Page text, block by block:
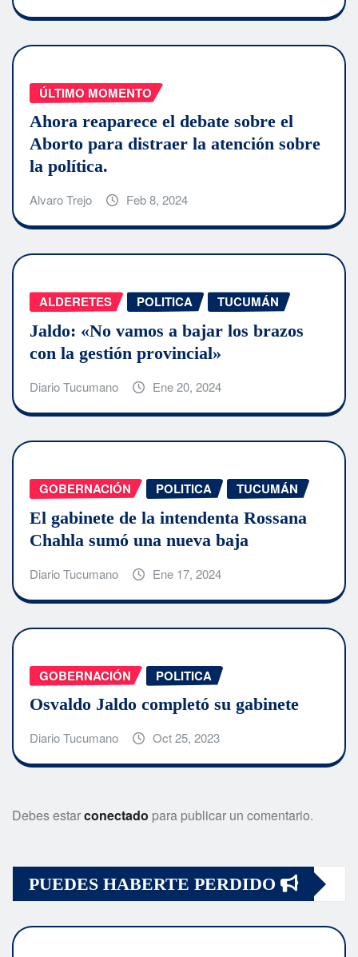
ÚLTIMO MOMENTO
Ahora reaparece el debate sobre el
Aborto para distraer la atención sobre
la política.
Alvaro Trejo Feb 8, 2024
ALDERETES POLITICA TUCUMÁN
Jaldo: «No vamos a bajar los brazos
con la gestión provincial»
Diario Tucumano Ene 20, 2024
GOBERNACIÓN POLITICA TUCUMÁN
El gabinete de la intendenta Rossana
Chahla sumó una nueva baja
Diario Tucumano Ene 17, 2024
GOBERNACIÓN POLITICA
Osvaldo Jaldo completó su gabinete
Diario Tucumano Oct 25, 2023
Debes estarconectado para publicar un comentario.
PUEDES HABERTE PERDIDO